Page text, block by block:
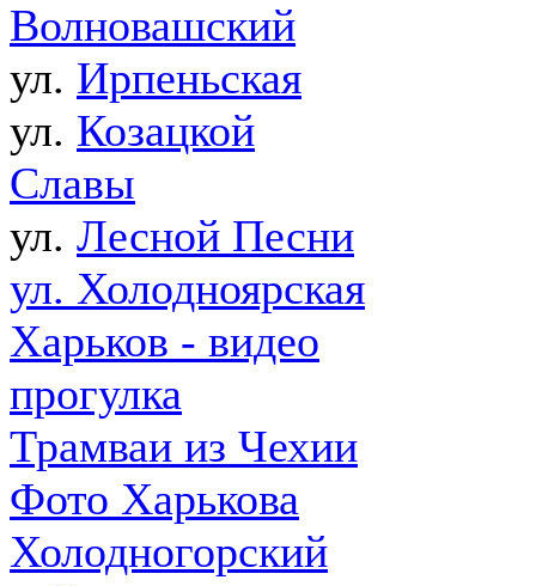
Волновашский
ул. Ирпеньская
ул. Козацкой
Славы
ул. Лесной Песни
ул. Холодноярская
Харьков - видео
прогулка
Трамваи из Чехии
Фото Харькова
Холодногорский